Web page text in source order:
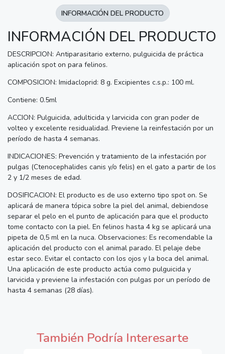
INFORMACIÓN DEL PRODUCTO
DESCRIPCION: Antiparasitario externo, pulguicida de práctica
aplicación spot on para felinos.
COMPOSICION: Imidacloprid: 8 g. Excipientes c.s.p.: 100 ml.
Contiene: 0.5ml
ACCION: Pulguicida, adulticida y larvicida con gran poder de
volteo y excelente residualidad. Previene la reinfestación por un
período de hasta 4 semanas.
INDICACIONES: Prevención y tratamiento de la infestación por
pulgas (Ctenocephalides canis y/o felis) en el gato a partir de los
2 y 1/2 meses de edad.
DOSIFICACION: El producto es de uso externo tipo spot on. Se
aplicará de manera tópica sobre la piel del animal, debiendose
separar el pelo en el punto de aplicación para que el producto
tome contacto con la piel. En felinos hasta 4 kg se aplicará una
pipeta de 0,5 ml en la nuca. Observaciones: Es recomendable la
aplicación del producto con el animal parado. El pelaje debe
estar seco. Evitar el contacto con los ojos y la boca del animal.
Una aplicación de este producto actúa como pulguicida y
larvicida y previene la infestación con pulgas por un período de
hasta 4 semanas (28 días).
INFORMACIÓN DEL PRODUCTO
También Podría Interesarte